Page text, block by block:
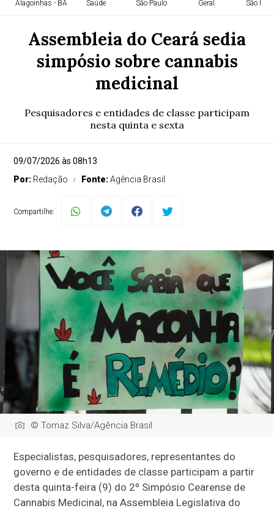
Alagoinhas - BA Saúde São Paulo Geral São
Assembleia do Ceará sedia
simpósio sobre cannabis
medicinal
Pesquisadores e entidades de classe participam
nesta quinta e sexta
09/07/2026 às 08h13
Por: Redação Fonte:Agência Brasil
Compartilhe:
© Tomaz Silva/Agência Brasil
Especialistas, pesquisadores, representantes do
governo e de entidades de classe participam a partir
desta quinta-feira (9) do 2º Simpósio Cearense de
Cannabis Medicinal, na Assembleia Legislativa do